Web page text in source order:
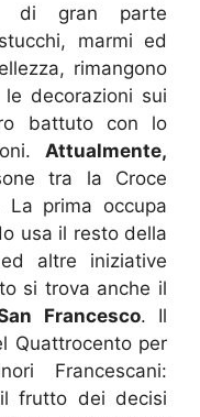
di gran parte
marmi ed
rimangono
decorazioni sui
battuto con lo
Attualmente,
tra la Croce
La prima occupa
usa il resto della
altre iniziative
si trova anche il
Francesco. Il
Quattrocento per
Francescani:
frutto dei decisi